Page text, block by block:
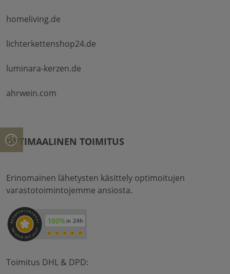
homeliving.de
lichterkettenshop24.de
luminara-kerzen.de
ahrwein.com
OPTIMAALINEN TOIMITUS
Erinomainen lähetysten käsittely optimoitujen
varastotoimintojemme ansiosta.
Toimitus DHL & DPD: